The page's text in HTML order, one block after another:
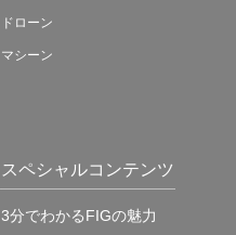
ドローン
マシーン
スペシャルコンテンツ
3分でわかるFIGの魅力